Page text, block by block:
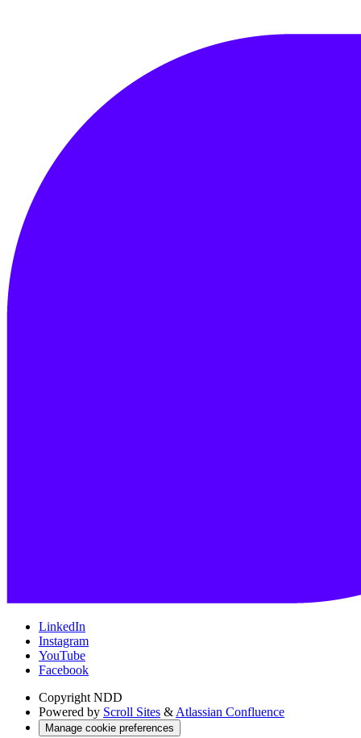
LinkedIn
Instagram
YouTube
Facebook
Copyright NDD
Powered by Scroll Sites & Atlassian Confluence
Manage cookie preferences